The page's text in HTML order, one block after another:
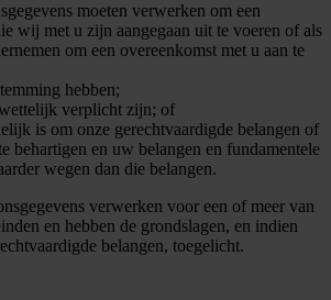
moeten verwerken om een
wij met u zijn aangegaan uit te voeren of als
om een overeenkomst met u aan te
hebben;
verplicht zijn; of
is om onze gerechtvaardigde belangen of
behartigen en uw belangen en fundamentele
wegen dan die belangen.
verwerken voor een of meer van
en hebben de grondslagen, en indien
belangen, toegelicht.